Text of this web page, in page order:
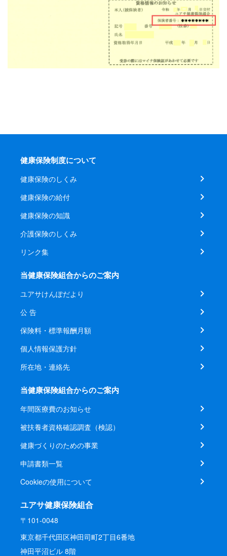
健康保険制度について
健康保険のしくみ
健康保険の給付
健康保険の知識
介護保険のしくみ
リンク集
当健康保険組合からのご案内
ユアサけんぽだより
公 告
保険料・標準報酬月額
個人情報保護方針
所在地・連絡先
当健康保険組合からのご案内
年間医療費のお知らせ
被扶養者資格確認調査（検認）
健康づくりのための事業
申請書類一覧
Cookieの使用について
ユアサ健康保険組合
〒101-0048
東京都千代田区神田司町2丁目6番地
神田平沼ビル 8階